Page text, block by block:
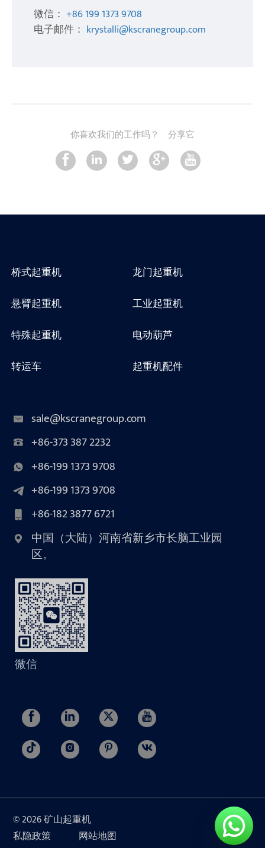
微信：+86 199 1373 9708
电子邮件： krystalli@kscranegroup.com
你喜欢我们的工作吗？ 分享它
桥式起重机
龙门起重机
悬臂起重机
工业起重机
特殊起重机
电动葫芦
转运车
起重机配件
sale@kscranegroup.com
+86-373 387 2232
+86-199 1373 9708
+86-199 1373 9708
+86-182 3877 6721
中国（大陆）河南省新乡市长脑工业园
区。
微信
© 2026 矿山起重机
私隐政策
网站地图